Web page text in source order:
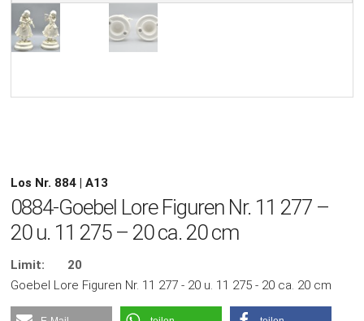
Los Nr. 884 | A13
0884-Goebel Lore Figuren Nr. 11 277 –
20 u. 11 275 – 20 ca. 20 cm
Limit:
20
Goebel Lore Figuren Nr. 11 277 - 20 u. 11 275 - 20 ca. 20 cm